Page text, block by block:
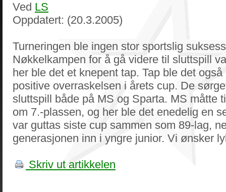
Ved LS
Oppdatert: (20.3.2005)
Turneringen ble ingen stor sportslig
Nøkkelkampen for å gå videre til sluttspill
her ble det et knepent tap. Tap ble det
positive overraskelsen i årets cup. De
sluttspill både på MS og Sparta. MS måtte
om 7.-plassen, og her ble det enedelig en
var guttas siste cup sammen som 89-lag,
generasjonen inn i yngre junior. Vi ønsker
Skriv ut artikkelen